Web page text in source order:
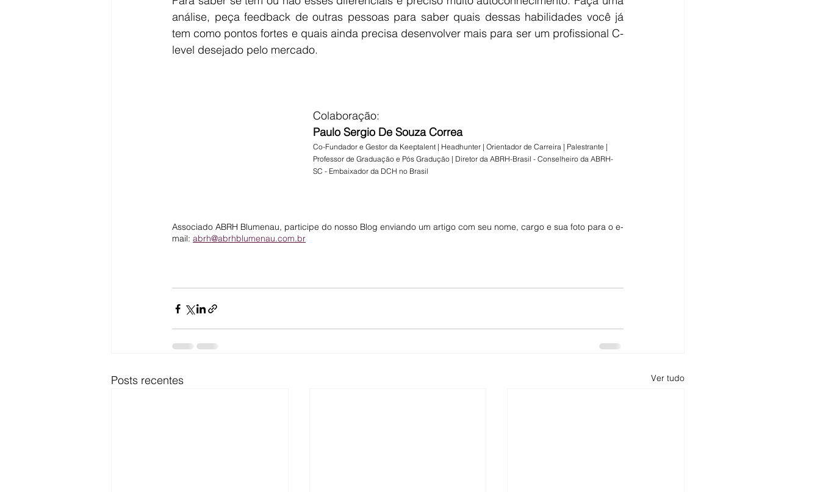
análise, peça feedback de outras pessoas para saber quais dessas habilidades você já
tem como pontos fortes e quais ainda precisa desenvolver mais para ser um profissional C-
level desejado pelo mercado.
Colaboração:
Paulo Sergio De Souza Correa
Co-Fundador e Gestor da Keeptalent | Headhunter | Orientador de Carreira | Palestrante |
Professor de Graduação e Pós Gradução | Diretor da ABRH-Brasil - Conselheiro da ABRH-
SC - Embaixador da DCH no Brasil
Associado ABRH Blumenau, participe do nosso Blog enviando um artigo com seu nome, cargo e sua foto para o e-
mail: abrh@abrhblumenau.com.br
Posts recentes Ver tudo